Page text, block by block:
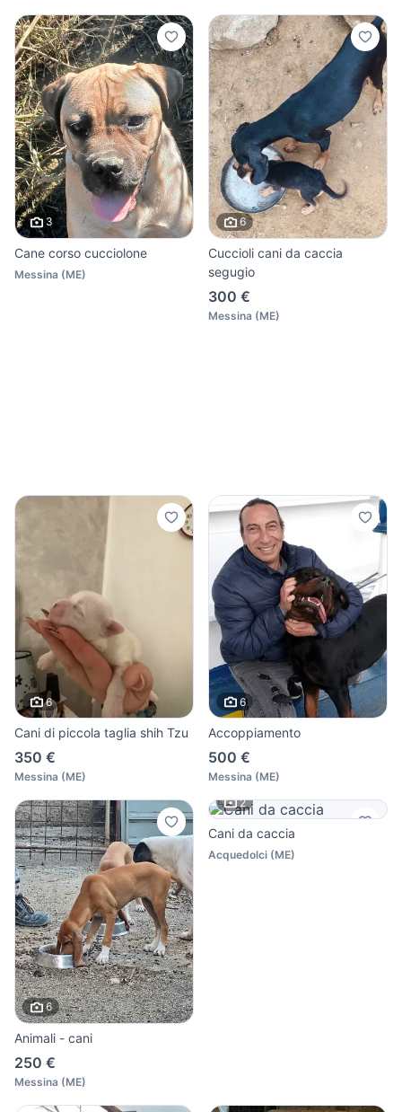
3
Cane corso cucciolone
Messina (ME)
6
Cuccioli cani da caccia
segugio
300 €
Messina (ME)
6
Cani di piccola taglia shih Tzu
350 €
Messina (ME)
6
Accoppiamento
500 €
Messina (ME)
6
Animali - cani
250 €
Messina (ME)
2
Cani da caccia
Acquedolci (ME)